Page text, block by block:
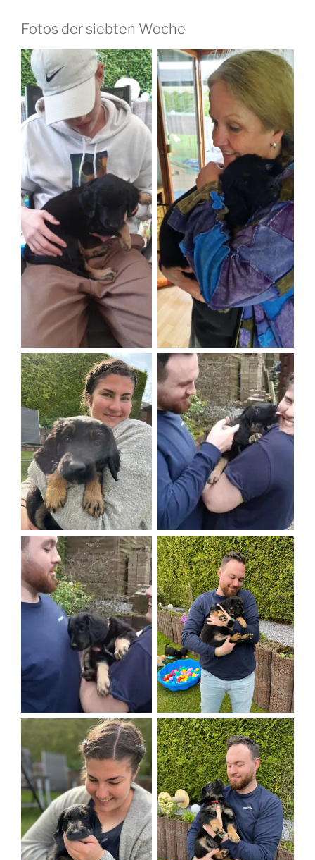
Fotos der siebten Woche